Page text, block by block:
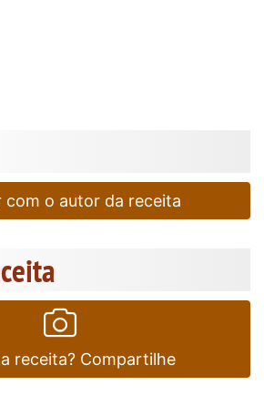
com o autor da receita
receita? Compartilhe